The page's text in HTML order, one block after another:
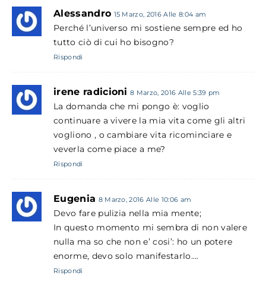
Alessandro 15 Marzo, 2016 Alle 8:04 am
Perché l’universo mi sostiene sempre ed ho
tutto ciò di cui ho bisogno?
Rispondi
irene radicioni 8 Marzo, 2016 Alle 5:39 pm
La domanda che mi pongo è: voglio
continuare a vivere la mia vita come gli altri
vogliono , o cambiare vita ricominciare e
veverla come piace a me?
Rispondi
Eugenia 8 Marzo, 2016 Alle 10:06 am
Devo fare pulizia nella mia mente;
In questo momento mi sembra di non valere
nulla ma so che non e’ cosi’: ho un potere
enorme, devo solo manifestarlo….
Rispondi